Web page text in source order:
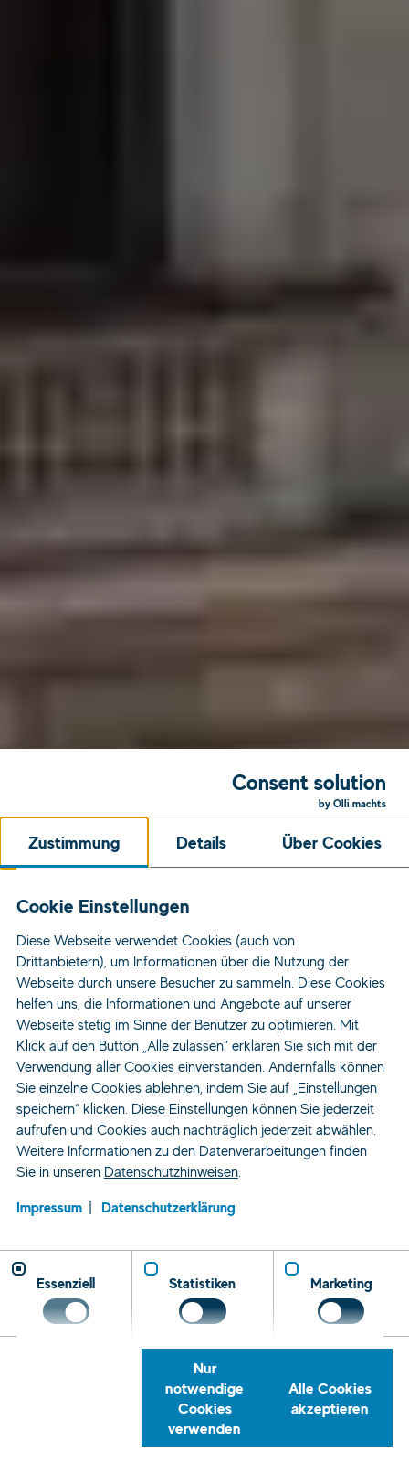
Zeitarbeit und Personaldienstleistung
Personalvermittlung
Rückrufservice
Telefon E-
Consent solution
by Olli machts
Zustimmung Details Über Cookies
Cookie Einstellungen
Diese Webseite verwendet Cookies (auch von
Drittanbietern), um Informationen über die Nutzung der
Webseite durch unsere Besucher zu sammeln. Diese Cookies
helfen uns, die Informationen und Angebote auf unserer
Webseite stetig im Sinne der Benutzer zu optimieren. Mit
Klick auf den Button „Alle zulassen“ erklären Sie sich mit der
Verwendung aller Cookies einverstanden. Andernfalls können
Sie einzelne Cookies ablehnen, indem Sie auf „Einstellungen
speichern“ klicken. Diese Einstellungen können Sie jederzeit
aufrufen und Cookies auch nachträglich jederzeit abwählen.
Weitere Informationen zu den Datenverarbeitungen finden
Sie in unseren Datenschutzhinweisen.
Impressum
Datenschutzerklärung
Essenziell Statistiken Marketing
Nur
notwendige
Cookies
verwenden
Alle Cookies
akzeptieren